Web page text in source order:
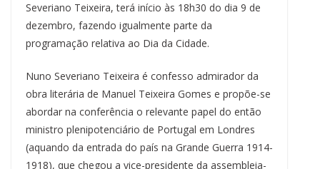
Severiano Teixeira, terá início às 18h30 do dia 9 de
dezembro, fazendo igualmente parte da
programação relativa ao Dia da Cidade.
Nuno Severiano Teixeira é confesso admirador da
obra literária de Manuel Teixeira Gomes e propõe-se
abordar na conferência o relevante papel do então
ministro plenipotenciário de Portugal em Londres
(aquando da entrada do país na Grande Guerra 1914-
1918), que chegou a vice-presidente da assembleia-